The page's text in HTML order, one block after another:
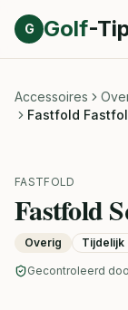
Direct naar inhoud
G Golf-
Accessoires
Fastfold
FASTFOLD
Fastfold
Overig Tijdelijk
Gecontroleerd